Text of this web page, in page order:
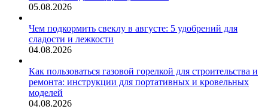
05.08.2026
Чем подкормить свеклу в августе: 5 удобрений для
сладости и лежкости
04.08.2026
Как пользоваться газовой горелкой для строительства и
ремонта: инструкции для портативных и кровельных
моделей
04.08.2026